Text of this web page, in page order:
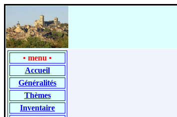
• menu •
Accueil
Généralités
Thèmes
Inventaire